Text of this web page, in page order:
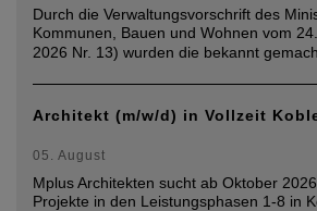
Durch die Verwaltungsvorschrift des
Kommunen, Bauen und Wohnen vom
2026 Nr. 13) wurden die bekannt
Architekt (m/w/d) in Vollzeit
05. August
Mplus Architekten sucht ab Oktober
Projekte in den Leistungsphasen 1-8 in